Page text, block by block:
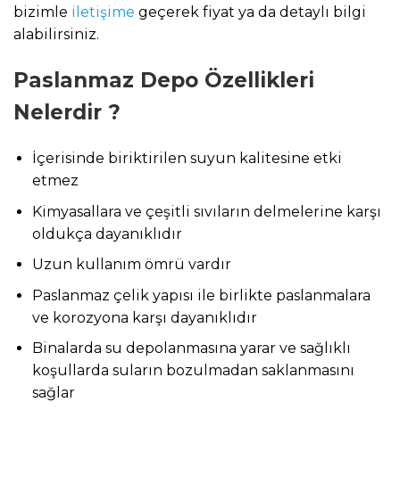
bizimle iletişime geçerek fiyat ya da detaylı bilgi
alabilirsiniz.
Paslanmaz Depo Özellikleri
Nelerdir ?
İçerisinde biriktirilen suyun kalitesine etki
etmez
Kimyasallara ve çeşitli sıvıların delmelerine karşı
oldukça dayanıklıdır
Uzun kullanım ömrü vardır
Paslanmaz çelik yapısı ile birlikte paslanmalara
ve korozyona karşı dayanıklıdır
Binalarda su depolanmasına yarar ve sağlıklı
koşullarda suların bozulmadan saklanmasını
sağlar